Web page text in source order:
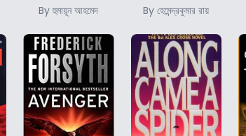
By হুমায়ূন আহমেদ By হেমেন্দ্রকুমার রায়